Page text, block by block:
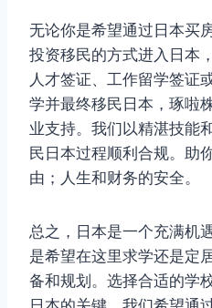
无论你是希望通过日本买
投资移民的方式进入日本
人才签证、工作留学签证
学并最终移民日本，琢啦
业支持。我们以精湛技能
民日本过程顺利合规。助
由；人生和财务的安全。
总之，日本是一个充满机
是希望在这里求学还是定
备和规划。选择合适的学